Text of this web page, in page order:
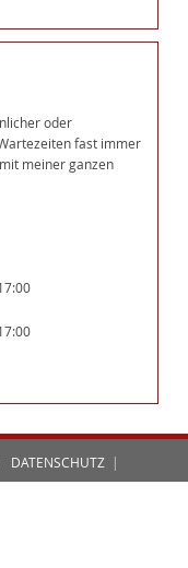
oder
fast immer
meiner ganzen
DATENSCHUTZ |